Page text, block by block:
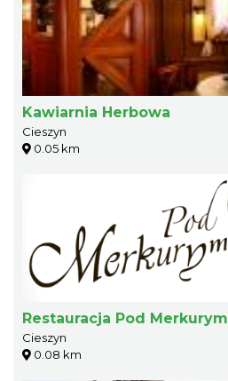
Kawiarnia Herbowa
Cieszyn
0.05 km
Restauracja Pod Merkurym
Cieszyn
0.08 km